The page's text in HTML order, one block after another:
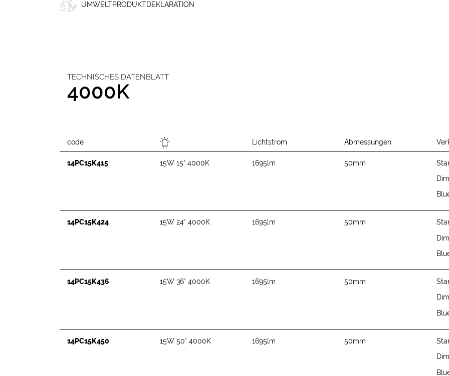
UMWELTPRODUKTDEKLARATION
TECHNISCHES DATENBLATT
4000K
code Lichtstrom Abmessungen
14PC15K415 15W 15° 4000K 1695lm 50mm
14PC15K424 15W 24° 4000K 1695lm 50mm
14PC15K436 15W 36° 4000K 1695lm 50mm
14PC15K450 15W 50° 4000K 1695lm 50mm